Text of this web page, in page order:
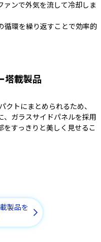
ァンで外気を流して冷却しま
循環を繰り返すことで効率的
塔載製品
クトにまとめられるため、
、ガラスサイドパネルを採用
をすっきりと美しく見せるこ
製品を